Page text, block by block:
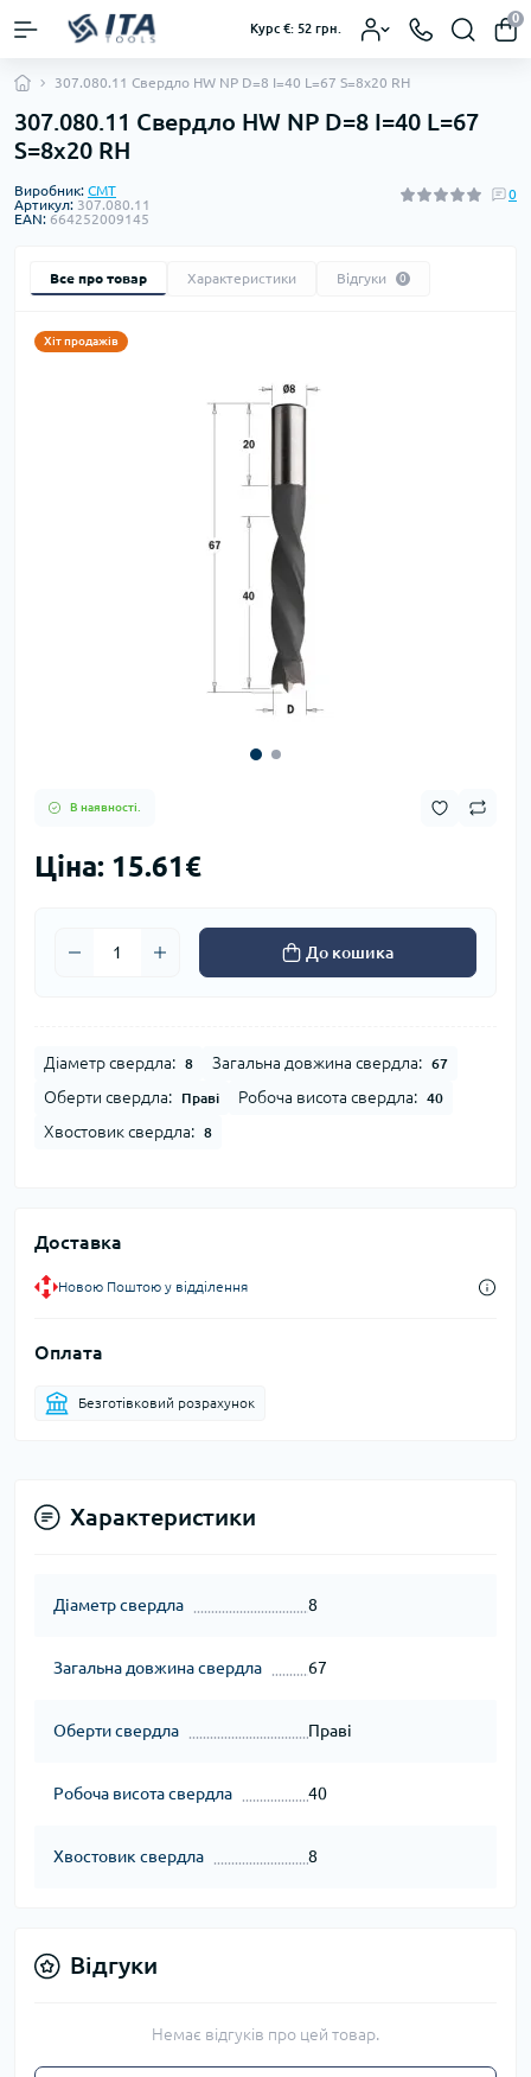
Курс €: 52 грн.
0
307.080.11 Свердло HW NP D=8 I=40 L=67 S=8x20 RH
307.080.11 Свердло HW NP D=8 I=40 L=67
S=8x20 RH
Виробник: CMT
Артикул: 307.080.11
EAN: 664252009145
0
Все про товар Характеристики Відгуки 0
Хіт продажів
В наявності.
Ціна: 15.61€
До кошика
Діаметр свердла: 8 Загальна довжина свердла: 67
Оберти свердла: Праві Робоча висота свердла: 40
Хвостовик свердла: 8
Доставка
Новою Поштою у відділення
Оплата
Безготівковий розрахунок
Характеристики
Діаметр свердла 8
Загальна довжина свердла 67
Оберти свердла Праві
Робоча висота свердла 40
Хвостовик свердла 8
Відгуки
Немає відгуків про цей товар.